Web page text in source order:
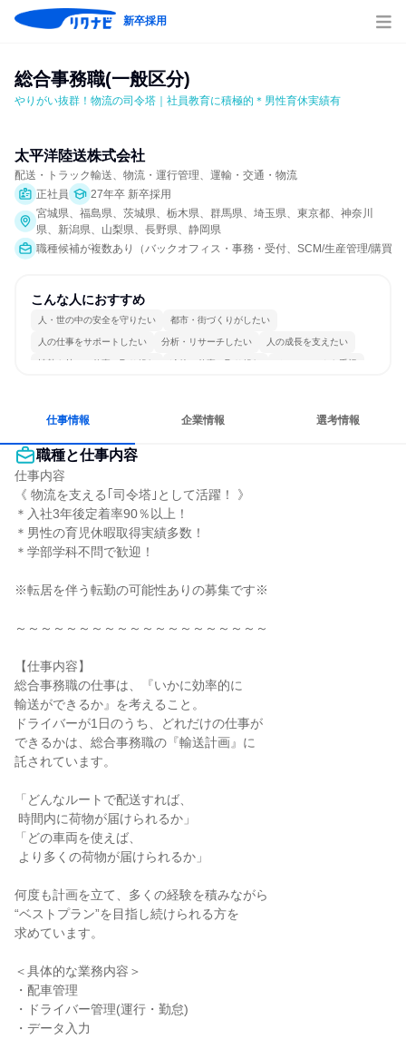
新卒採用
総合事務職(一般区分)
やりがい抜群！物流の司令塔｜社員教育に積極的＊男性育休実績有
太平洋陸送株式会社
配送・トラック輸送、物流・運行管理、運輸・交通・物流
正社員
27年卒 新卒採用
宮城県、福島県、茨城県、栃木県、群馬県、埼玉県、東京都、神奈川
県、新潟県、山梨県、長野県、静岡県
職種候補が複数あり（バックオフィス・事務・受付、SCM/生産管理/購買/
こんな人におすすめ
人・世の中の安全を守りたい 都市・街づくりがしたい
人の仕事をサポートしたい 分析・リサーチしたい 人の成長を支えたい
情熱を持って仕事に取り組む 冷静に仕事に取り組む チームワークを重視
仕事情報 企業情報 選考情報
職種と仕事内容
仕事内容
《 物流を支える｢司令塔｣として活躍！ 》
＊入社3年後定着率90％以上！
＊男性の育児休暇取得実績多数！
＊学部学科不問で歓迎！
※転居を伴う転勤の可能性ありの募集です※
～～～～～～～～～～～～～～～～～～～～
【仕事内容】
総合事務職の仕事は、『いかに効率的に
輸送ができるか』を考えること。
ドライバーが1日のうち、どれだけの仕事が
できるかは、総合事務職の『輸送計画』に
託されています。
「どんなルートで配送すれば、
「どの車両を使えば、
何度も計画を立て、多くの経験を積みながら
“ベストプラン”を目指し続けられる方を
求めています。
＜具体的な業務内容＞
・配車管理
・ドライバー管理(運行・勤怠)
・データ入力